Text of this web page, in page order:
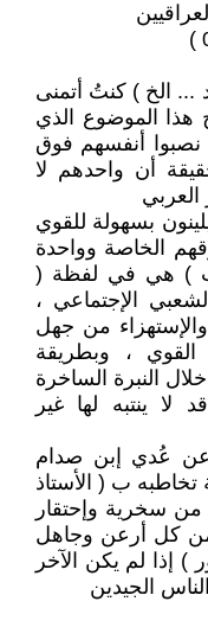
... الخ ) كنتُ أتمنى
الموضوع الذي
نصبوا أنفسهم فوق
أن واحدهم لا
بسهولة للقوي
الخاصة وواحدة
) هي في لفظة (
الإجتماعي ،
من جهل
القوي ، وبطريقة
النبرة الساخرة
ينتبه لها غير
عُدي إبن صدام
تخاطبه ب ( الأستاذ
سخرية وإحتقار
من كل أرعن وجاهل
) إذا لم يكن الآخر
الجيدين